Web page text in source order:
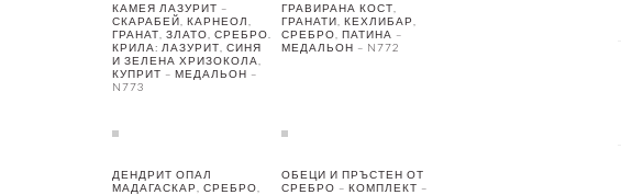
КАМЕЯ ЛАЗУРИТ –
СКАРАБЕЙ, КАРНЕОЛ,
ГРАНАТ, ЗЛАТО, СРЕБРО.
КРИЛА: ЛАЗУРИТ, СИНЯ
И ЗЕЛЕНА ХРИЗОКОЛА,
КУПРИТ – МЕДАЛЬОН –
N773
ГРАВИРАНА КОСТ,
ГРАНАТИ, КЕХЛИБАР,
СРЕБРО, ПАТИНА –
МЕДАЛЬОН – N772
ДЕНДРИТ ОПАЛ
МАДАГАСКАР, СРЕБРО,
ОБЕЦИ И ПРЪСТЕН ОТ
СРЕБРО – КОМПЛЕКТ –